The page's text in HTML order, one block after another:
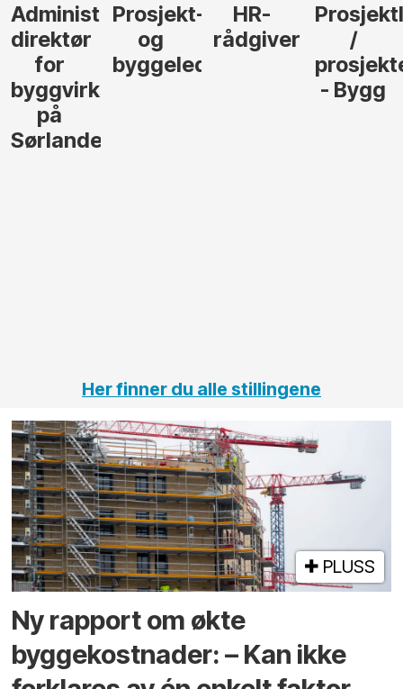
Administrerende
direktør
for
byggvirksomhet
på
Sørlandet
Prosjekt-
og
byggeleder
HR-
rådgiver
/
- Bygg
Her finner du alle stillingene
PLUSS
Ny rapport om økte
byggekostnader: – Kan ikke